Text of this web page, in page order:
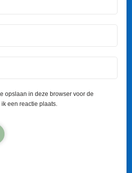
opslaan in deze browser voor de
een reactie plaats.